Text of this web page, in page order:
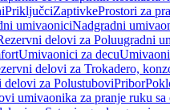
PriključciZaptivkeProstori za
umivaoniciNadgradni
delovi za Poluugradni
Umivaonici za decu
delovi za Trokadero,
delovi za PolustuboviPribor
umivaonika za pranje ruku sa